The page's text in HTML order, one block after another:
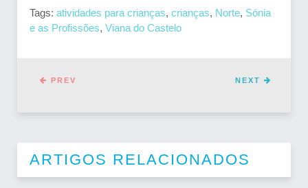
Tags: atividades para crianças, crianças, Norte, Sónia
e as Profissões, Viana do Castelo
NEXT
PREV
ARTIGOS RELACIONADOS